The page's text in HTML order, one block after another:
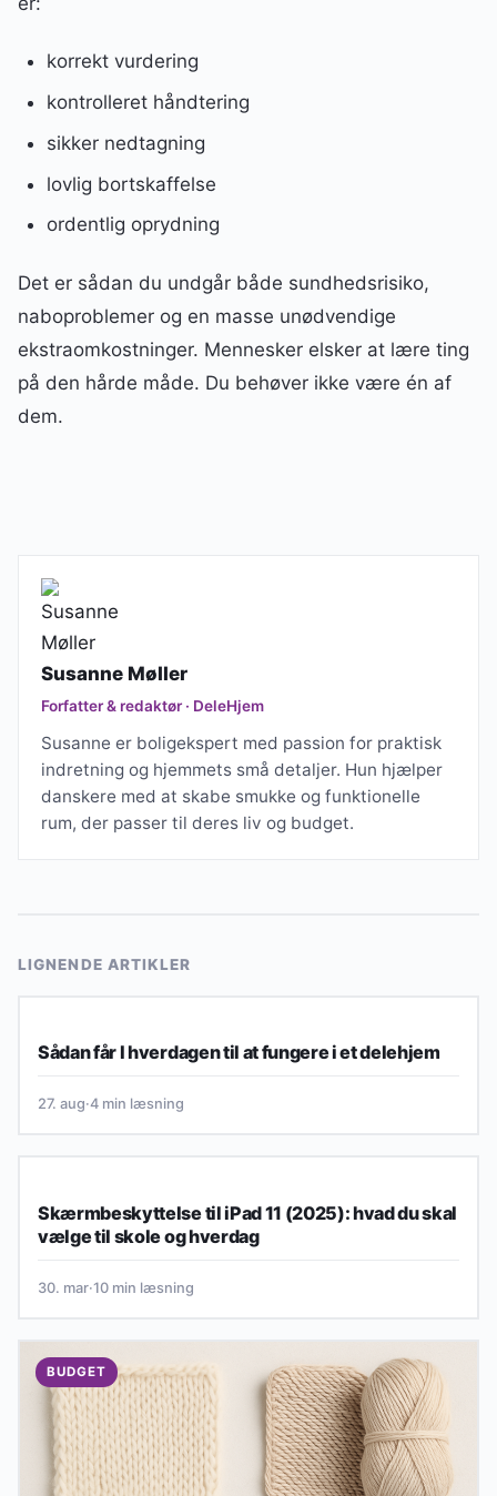
korrekt vurdering
kontrolleret håndtering
sikker nedtagning
lovlig bortskaffelse
ordentlig oprydning
Det er sådan du undgår både sundhedsrisiko,
naboproblemer og en masse unødvendige
ekstraomkostninger. Mennesker elsker at lære ting
på den hårde måde. Du behøver ikke være én af
dem.
Susanne Møller
Forfatter & redaktør · DeleHjem
Susanne er boligekspert med passion for praktisk
indretning og hjemmets små detaljer. Hun hjælper
danskere med at skabe smukke og funktionelle
rum, der passer til deres liv og budget.
LIGNENDE ARTIKLER
Sådan får I hverdagen til at fungere i et delehjem
27. aug·4 min læsning
Skærmbeskyttelse til iPad 11 (2025): hvad du skal
vælge til skole og hverdag
30. mar·10 min læsning
BUDGET